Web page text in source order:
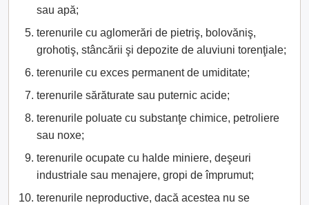
sau apă;
terenurile cu aglomerări de pietriş, bolovăniş,
grohotiş, stâncării şi depozite de aluviuni torenţiale;
terenurile cu exces permanent de umiditate;
terenurile sărăturate sau puternic acide;
terenurile poluate cu substanţe chimice, petroliere
sau noxe;
terenurile ocupate cu halde miniere, deşeuri
industriale sau menajere, gropi de împrumut;
terenurile neproductive, dacă acestea nu se